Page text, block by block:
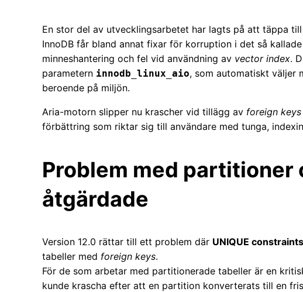
En stor del av utvecklingsarbetet har lagts på att täppa
InnoDB får bland annat fixar för korruption i det så kallade
minneshantering och fel vid användning av vector index.
parametern innodb_linux_aio, som automatiskt väljer
beroende på miljön.
Aria-motorn slipper nu krascher vid tillägg av foreign keys
förbättring som riktar sig till användare med tunga,
Problem med partitioner
åtgärdade
Version 12.0 rättar till ett problem där UNIQUE
tabeller med foreign keys.
För de som arbetar med partitionerade tabeller är en
kunde krascha efter att en partition konverterats till en